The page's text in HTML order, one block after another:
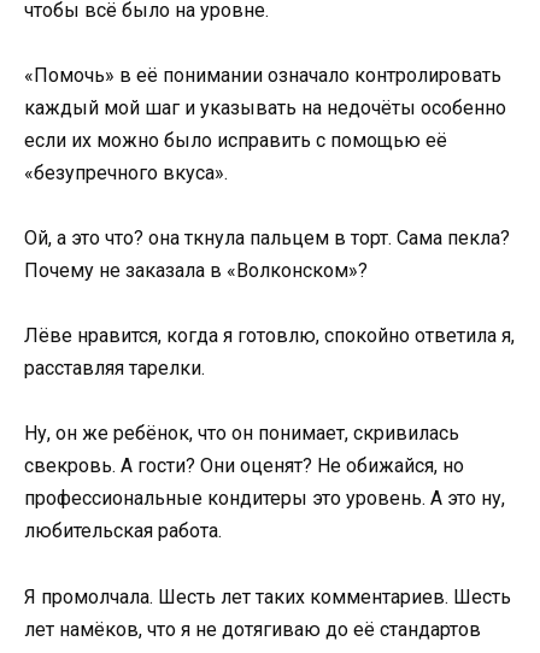
чтобы всё было на уровне.
«Помочь» в её понимании означало контролировать
каждый мой шаг и указывать на недочёты особенно
если их можно было исправить с помощью её
«безупречного вкуса».
Ой, а это что? она ткнула пальцем в торт. Сама пекла?
Почему не заказала в «Волконском»?
Лёве нравится, когда я готовлю, спокойно ответила я,
расставляя тарелки.
Ну, он же ребёнок, что он понимает, скривилась
свекровь. А гости? Они оценят? Не обижайся, но
профессиональные кондитеры это уровень. А это ну,
любительская работа.
Я промолчала. Шесть лет таких комментариев. Шесть
лет намёков, что я не дотягиваю до её стандартов